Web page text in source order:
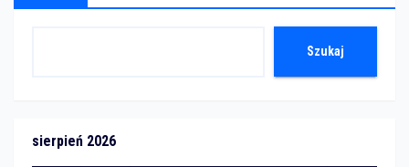
Szukaj
sierpień 2026